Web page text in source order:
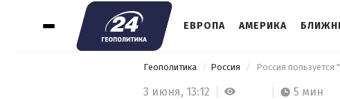
ЕВРОПА АМЕРИКА
Геополитика Россия
3 июня, 13:12 5 мин